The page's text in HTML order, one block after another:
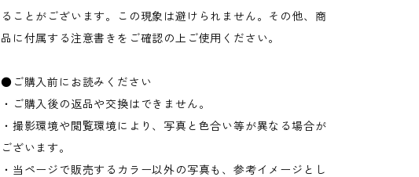
ることがございます。この現象は避けられません。その他、商
品に付属する注意書きをご確認の上ご使用ください。
●ご購入前にお読みください
・ご購入後の返品や交換はできません。
・撮影環境や閲覧環境により、写真と色合い等が異なる場合が
ございます。
・当ページで販売するカラー以外の写真も、参考イメージとし